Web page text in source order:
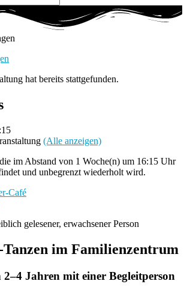
hat bereits stattgefunden.
(Alle anzeigen)
im Abstand von 1 Woche(n) um 16:15 Uhr
und unbegrenzt wiederholt wird.
Café
im Familienzentrum
Jahren mit einer Begleitperson